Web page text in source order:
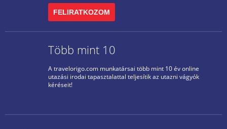
FELIRATKOZOM
Több mint 10
A travelorigo.com munkatársai több mint 10 év online
utazási irodai tapasztalattal teljesítik az utazni vágyók
kéréseit!